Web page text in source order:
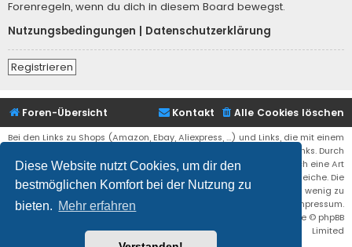
Diese Website nutzt Cookies, um dir den
bestmöglichen Komfort bei der Nutzung zu
bieten. Mehr erfahren
Forenregeln, wenn du dich in diesem Board bewegst.
Nutzungsbedingungen
Datenschutzerklärung
Registrieren
Foren-Übersicht Alle Cookies löschen
Kontakt
Bei den Links zu Shops (Amazon, Ebay, Aliexpress, ...) und Links, die mit einem
Stern (*) markiert sind, kann es sich um sogenannte Affiliate Links. Durch
den Kauf eines Produktes über einen Affiliate Link erhälte ich eine Art
Umsatzbeteiligung gutgeschrieben. Für euch bleibt der Preis der gleiche. Die
Einnahmen helfen die Hostgebühren für diese Webseite ein wenig zu
reduzieren. Siehe auch das Impressum.
® Forum Software © phpBB
Limited